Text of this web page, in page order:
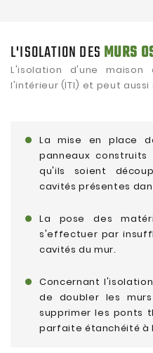
L'ISOLATION DES MURS
L'isolation d'une
l'intérieur (ITI) et peut
La mise en place
panneaux
qu'ils soient
cavités présentes
La pose des
s'effectuer par
cavités du mur.
Concernant
de doubler les
supprimer les ponts
parfaite étanchéité à